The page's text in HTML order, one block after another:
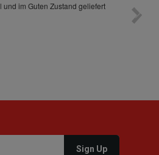
und im Guten Zustand geliefert